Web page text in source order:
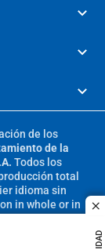
de los
de la
Todos los
total
idioma sin
in whole or in